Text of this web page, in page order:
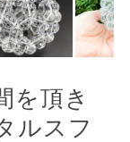
を頂き
ルスフ